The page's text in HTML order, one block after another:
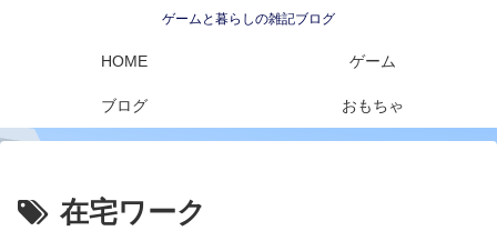
ゲームと暮らしの雑記ブログ
HOME ゲーム
ブログ おもちゃ
在宅ワーク